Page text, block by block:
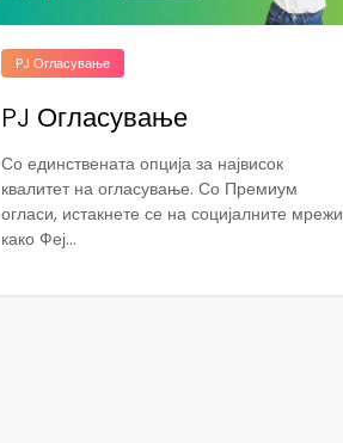
PJ Огласување
PJ Огласување
Со единствената опција за највисок
квалитет на огласување. Со Премиум
огласи, истакнете се на социјалните мрежи
како Феј...